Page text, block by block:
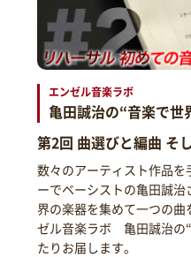
エンゼル音楽ラボ
亀田誠治の“音楽で世
第2回 曲選びと編曲 そ
数々のアーティスト作品
ーでベーシストの亀田誠
界の楽器を集めて一つの
ゼル音楽ラボ 亀田誠治の
たりお届します。